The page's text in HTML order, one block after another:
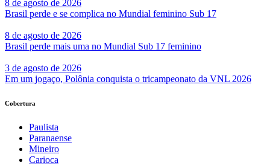
8 de agosto de 2026
Brasil perde e se complica no Mundial feminino Sub 17
8 de agosto de 2026
Brasil perde mais uma no Mundial Sub 17 feminino
3 de agosto de 2026
Em um jogaço, Polônia conquista o tricampeonato da VNL 2026
Cobertura
Paulista
Paranaense
Mineiro
Carioca